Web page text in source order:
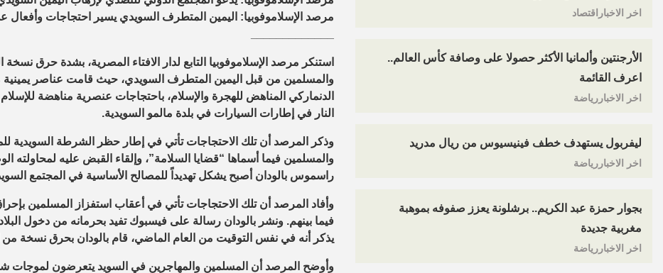
اخر الاخباراقتصاد
الأرجنتين وألمانيا الأكثر حصولا على وصافة كأس العالم..
اعرف القائمة
اخر الاخباررياضة
ليفربول يستهدف خطف فينيسيوس من ريال مدريد
اخر الاخباررياضة
بجوار حمزة عبد الكريم.. برشلونة يعزز صفوفه بموهبة
مغربية جديدة
اخر الاخباررياضة
مرصد الإسلاموفوبيا: اليمين المتطرف السويدي يسير احتجاجات وأفعال
استنكر مرصد الإسلاموفوبيا التابع لدار الافتاء المصرية، بشدة حرق
والمسلمين من قبل اليمين المتطرف السويدي، حيث قامت عناصر
الدنماركي المناهض للهجرة والإسلام، باحتجاجات عنصرية مناهضة
النار في إطارات السيارات في بلدة مالمو السويدية.
وذكر المرصد أن تلك الاحتجاجات تأتي في إطار حظر الشرطة السويدية
والمسلمين فيما أسماها “قضايا السلامة”، وإلقاء القبض عليه
راسموس بالودان أصبح يشكل تهديداً للمصالح الأساسية في المجتمع
وأفاد المرصد أن تلك الاحتجاجات تأتي في أعقاب استفزاز المسلمين
فيما بينهم. ونشر بالودان رسالة على فيسبوك تفيد بحرمانه من دخول
يذكر أنه في نفس التوقيت من العام الماضي، قام بالودان بحرق نسخة من
وأوضح المرصد أن المسلمين والمهاجرين في السويد يتعرضون لموجات